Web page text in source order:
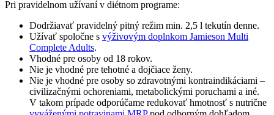
Pri pravidelnom užívaní v diétnom programe:
Dodržiavať pravidelný pitný režim min. 2,5 l tekutín denne.
Užívať spoločne s výživovým doplnkom Jamieson Multi
Complete Adults.
Vhodné pre osoby od 18 rokov.
Nie je vhodné pre tehotné a dojčiace ženy.
Nie je vhodné pre osoby so zdravotnými kontraindikáciami –
civilizačnými ochoreniami, metabolickými poruchami a iné.
V takom prípade odporúčame redukovať hmotnosť s nutrične